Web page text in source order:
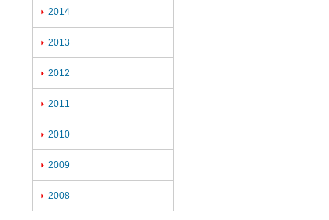
 2014
 2013
 2012
 2011
 2010
 2009
 2008